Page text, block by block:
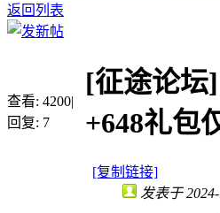
返回列表
查看: 4200|
回复: 7
[征途论坛]
+648礼包
[复制链接]
发表于